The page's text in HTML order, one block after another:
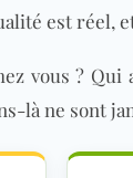
est réel,
vous ?
là ne sont